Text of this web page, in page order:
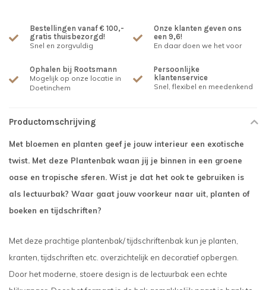
Bestellingen vanaf € 100,-
gratis thuisbezorgd!
Snel en zorgvuldig
Onze klanten geven ons
een 9,6!
En daar doen we het voor
Ophalen bij Rootsmann
Mogelijk op onze locatie in
Doetinchem
Persoonlijke
klantenservice
Snel, flexibel en meedenkend
Productomschrijving
Met bloemen en planten geef je jouw interieur een exotische
twist. Met deze Plantenbak waan jij je binnen in een groene
oase en tropische sferen. Wist je dat het ook te gebruiken is
als lectuurbak? Waar gaat jouw voorkeur naar uit, planten of
boeken en tijdschriften?
Met deze prachtige plantenbak/ tijdschriftenbak kun je planten,
kranten, tijdschriften etc. overzichtelijk en decoratief opbergen.
Door het moderne, stoere design is de lectuurbak een echte